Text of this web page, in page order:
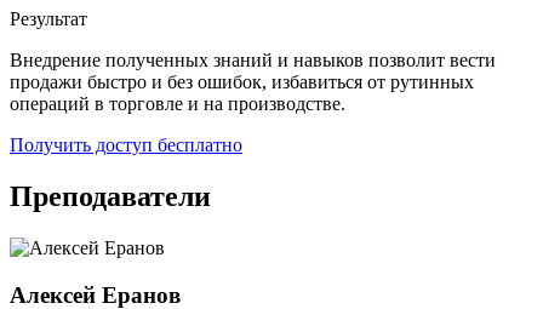
Результат
Внедрение полученных знаний и навыков позволит вести
продажи быстро и без ошибок, избавиться от рутинных
операций в торговле и на производстве.
Получить доступ бесплатно
Преподаватели
Алексей Еранов